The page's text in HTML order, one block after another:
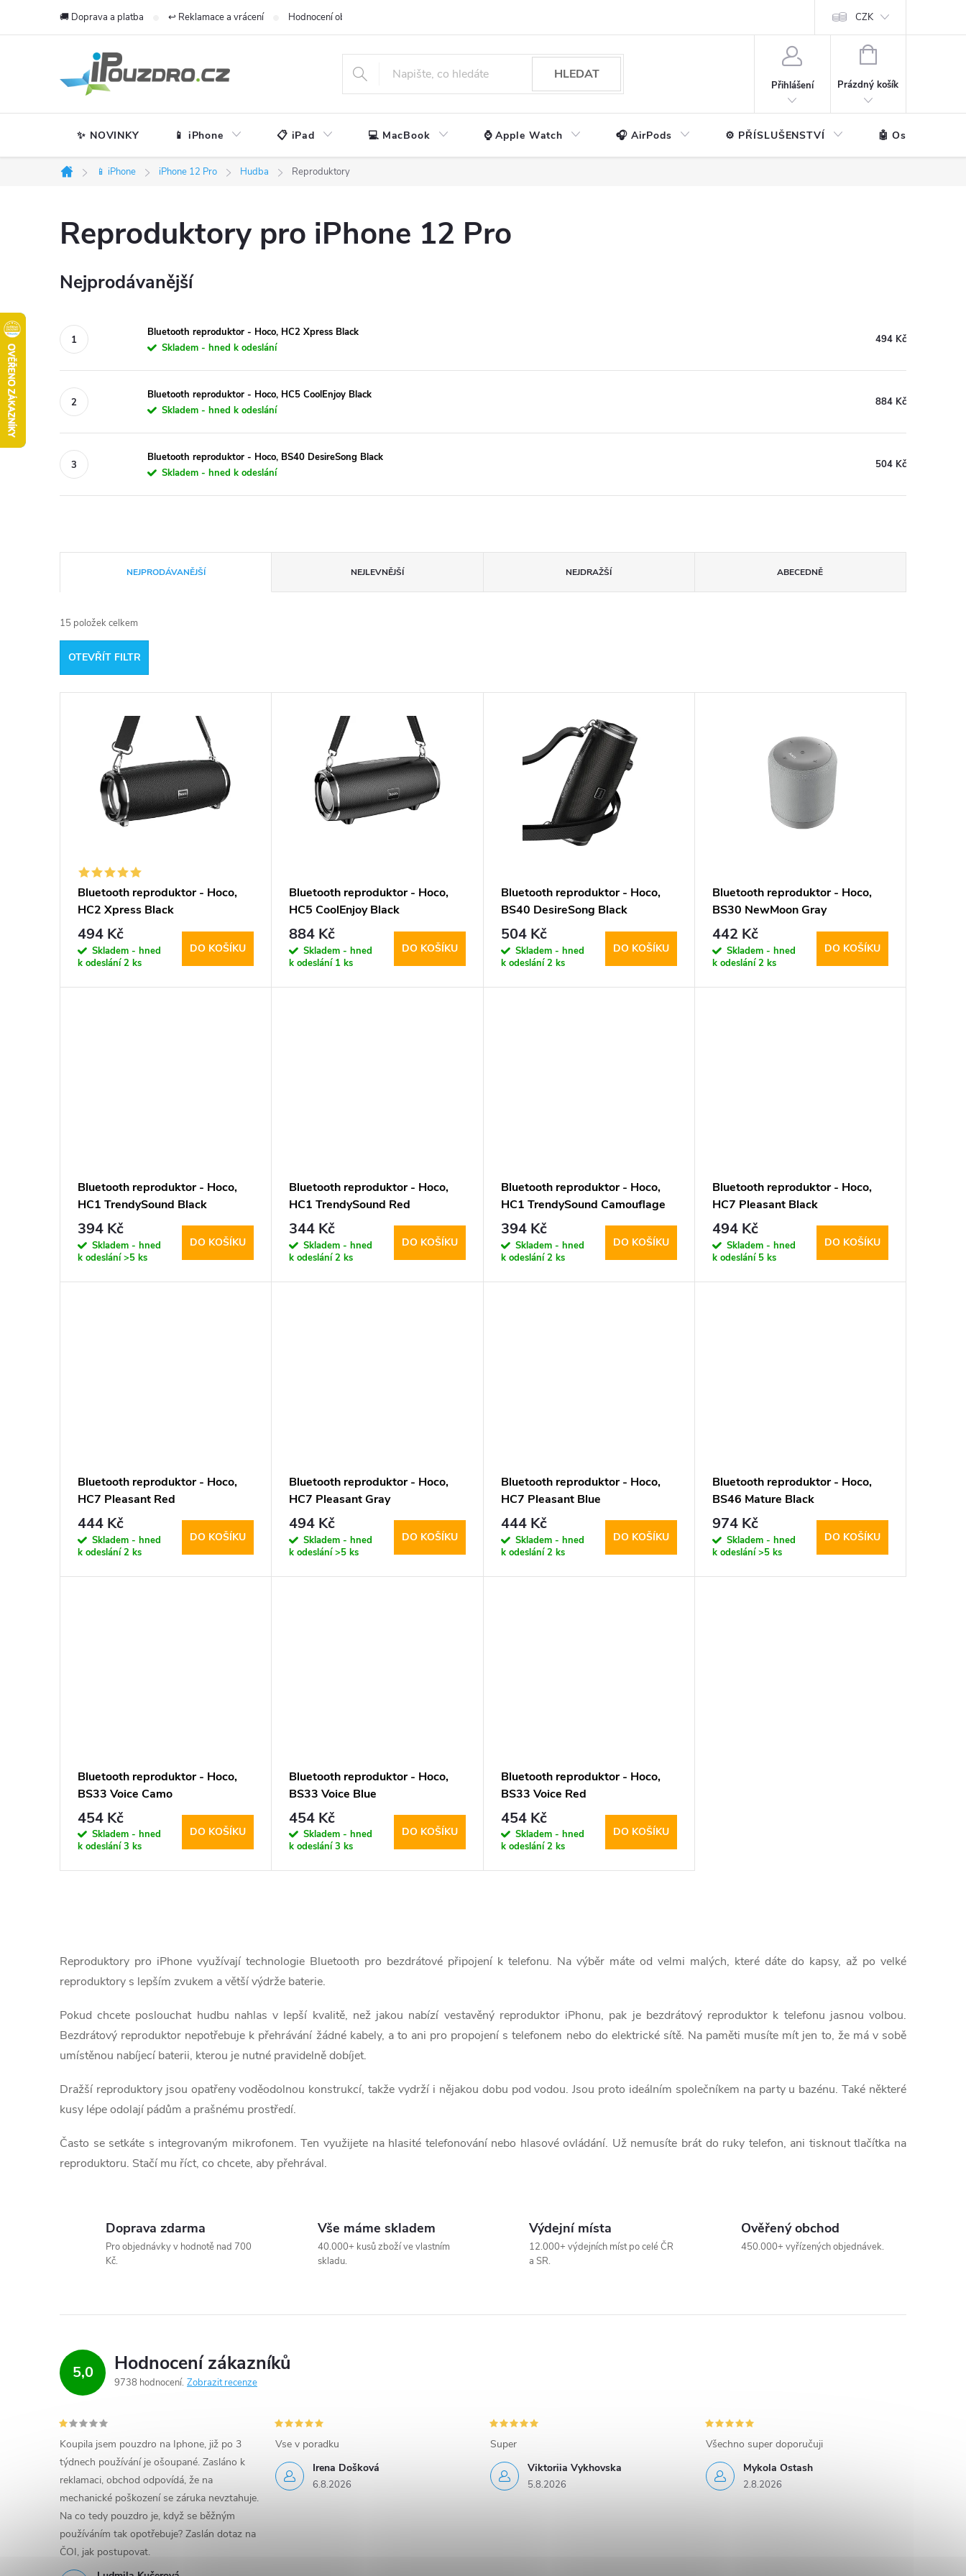
🚚 Doprava a platba ↩️ Reklamace a vrácení Hodnocení obchodu CZK
HLEDAT
Přihlášení
NÁKUPNÍ
Prázdný košík
✨ NOVINKY 📱 iPhone 📋 iPad 💻 MacBook ⌚ Apple Watch 🎧 AirPods ⚙️ PŘÍSLUŠENSTVÍ 🤖 Ostatní
Domů
📱 iPhone iPhone 12 Pro Hudba Reproduktory
Reproduktory pro iPhone 12 Pro
Nejprodávanější
Bluetooth reproduktor - Hoco, HC2 Xpress Black
Skladem - hned k odeslání
494 Kč
Bluetooth reproduktor - Hoco, HC5 CoolEnjoy Black
Skladem - hned k odeslání
884 Kč
Bluetooth reproduktor - Hoco, BS40 DesireSong Black
Skladem - hned k odeslání
504 Kč
a
z
e
t
NEJPRODÁVANĚJŠÍ NEJLEVNĚJŠÍ NEJDRAŽŠÍ ABECEDNĚ
15 položek celkem
OTEVŘÍT FILTR
d
Bluetooth reproduktor - Hoco,
HC2 Xpress Black
494 Kč
Skladem - hned
k odeslání2 ks
DO KOŠÍKU
Bluetooth reproduktor - Hoco,
HC5 CoolEnjoy Black
884 Kč
Skladem - hned
k odeslání 1 ks
DO KOŠÍKU
Bluetooth reproduktor - Hoco,
BS40 DesireSong Black
504 Kč
Skladem - hned
k odeslání2 ks
DO KOŠÍKU
Bluetooth reproduktor - Hoco,
BS30 NewMoon Gray
442 Kč
Skladem - hned
k odeslání2 ks
DO KOŠÍKU
Bluetooth reproduktor - Hoco,
HC1 TrendySound Black
394 Kč
Skladem - hned
k odeslání>5 ks
DO KOŠÍKU
Bluetooth reproduktor - Hoco,
HC1 TrendySound Red
344 Kč
Skladem - hned
k odeslání2 ks
DO KOŠÍKU
Bluetooth reproduktor - Hoco,
HC1 TrendySound Camouflage
394 Kč
Skladem - hned
k odeslání2 ks
DO KOŠÍKU
Bluetooth reproduktor - Hoco,
HC7 Pleasant Black
494 Kč
Skladem - hned
k odeslání 5 ks
DO KOŠÍKU
Bluetooth reproduktor - Hoco,
HC7 Pleasant Red
444 Kč
Skladem - hned
k odeslání2 ks
DO KOŠÍKU
Bluetooth reproduktor - Hoco,
HC7 Pleasant Gray
494 Kč
Skladem - hned
k odeslání>5 ks
DO KOŠÍKU
Bluetooth reproduktor - Hoco,
HC7 Pleasant Blue
444 Kč
Skladem - hned
k odeslání2 ks
DO KOŠÍKU
Bluetooth reproduktor - Hoco,
BS46 Mature Black
974 Kč
Skladem - hned
k odeslání>5 ks
DO KOŠÍKU
Bluetooth reproduktor - Hoco,
BS33 Voice Camo
454 Kč
Skladem - hned
k odeslání3 ks
DO KOŠÍKU
Bluetooth reproduktor - Hoco,
BS33 Voice Blue
454 Kč
Skladem - hned
k odeslání3 ks
DO KOŠÍKU
Bluetooth reproduktor - Hoco,
BS33 Voice Red
454 Kč
Skladem - hned
k odeslání2 ks
DO KOŠÍKU
v
l
á
d
a
c
p
p
i
s
u
Reproduktory pro iPhone využívají technologie Bluetooth pro bezdrátové připojení k telefonu. Na výběr máte od velmi malých, které dáte do kapsy, až po velké
reproduktory s lepším zvukem a větší výdrže baterie.
Pokud chcete poslouchat hudbu nahlas v lepší kvalitě, než jakou nabízí vestavěný reproduktor iPhonu, pak je bezdrátový reproduktor k telefonu jasnou volbou.
Bezdrátový reproduktor nepotřebuje k přehrávání žádné kabely, a to ani pro propojení s telefonem nebo do elektrické sítě. Na paměti musíte mít jen to, že má v sobě
umístěnou nabíjecí baterii, kterou je nutné pravidelně dobíjet.
Dražší reproduktory jsou opatřeny voděodolnou konstrukcí, takže vydrží i nějakou dobu pod vodou. Jsou proto ideálním společníkem na party u bazénu. Také některé
kusy lépe odolají pádům a prašnému prostředí.
Často se setkáte s integrovaným mikrofonem. Ten využijete na hlasité telefonování nebo hlasové ovládání. Už nemusíte brát do ruky telefon, ani tisknout tlačítka na
reproduktoru. Stačí mu říct, co chcete, aby přehrával.
Doprava zdarma
Pro objednávky v hodnotě nad 700
Kč.
Vše máme skladem
40.000+ kusů zboží ve vlastním
skladu.
Výdejní místa
12.000+ výdejních míst po celé ČR
a SR.
Ověřený obchod
450.000+ vyřízených objednávek.
5,0 Hodnocení zákazníků
9738 hodnocení Zobrazit recenze
Koupila jsem pouzdro na Iphone, již po 3
týdnech používání je ošoupané. Zasláno k
reklamaci, obchod odpovídá, že na
mechanické poškození se záruka nevztahuje.
Na co tedy pouzdro je, když se běžným
používáním tak opotřebuje? Zaslán dotaz na
ČOI, jak postupovat.
Irena Došková
6.8.2026
Vse v poradku
Viktoriia Vykhovska
5.8.2026
Super
Mykola Ostash
2.8.2026
Všechno super doporučuji